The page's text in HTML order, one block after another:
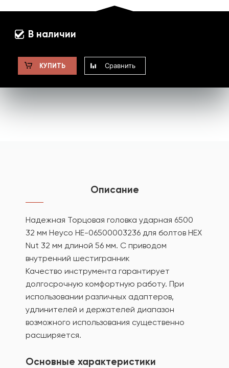
В наличии
КУПИТЬ Сравнить
Описание
Надежная Торцовая головка ударная 6500
32 мм Heyco HE-06500003236 для болтов HEX
Nut 32 мм длиной 56 мм. С приводом
внутренний шестигранник
Качество инструмента гарантирует
долгосрочную комфортную работу. При
использовании различных адаптеров,
удлинителей и держателей диапазон
возможного использования существенно
расширяется.
Основные характеристики